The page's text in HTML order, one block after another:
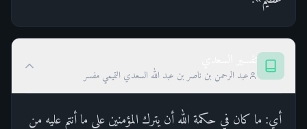
عبد الرحمن بن ناصر بن عبد الله السعدي التميمي مفسر
أي: ما كان في حكمة الله أن يترك المؤمنين على ما أنتم عليه من